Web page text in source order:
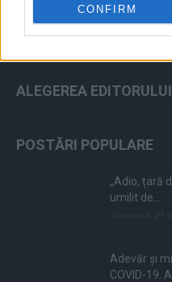
CONFIRM
ALEGEREA EDITORULUI
POSTĂRI POPULARE
„Adio, țară
umilit de...
Adevăr și
COVID-19.